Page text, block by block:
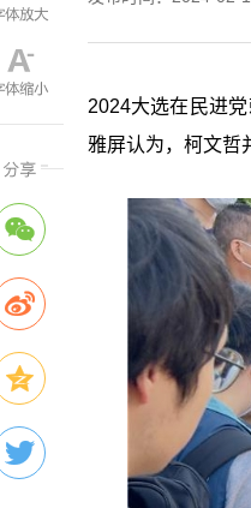
2024大选在民进
雅屏认为，柯文哲